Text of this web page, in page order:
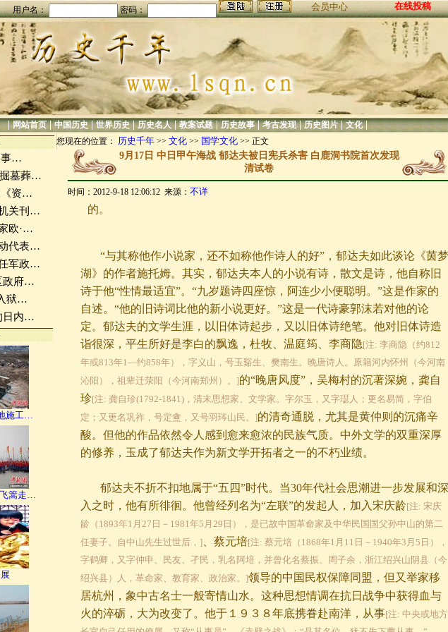
用户名： 密码： 会员中心 在线投稿
|网站首页|中国历史|世界历史|历史名人|教案试题|历史故事|考古发现|历史图片|文化|
您现在的位置： 历史千年>> 文化>> 国学文化>> 正文
事…
墓葬…
《资…
关刊…
欧·…
代表…
军政…
政府…
狱…
日内…
施工…
篙走…
9月17日 中日甲午海战 郁达夫被日宪兵杀害 白鹿洞书院首次发现
清试卷
时间：2012-9-18 12:06:12 来源： 不详
的。
“与其称他作小说家，还不如称他作诗人的好”，郁达夫如此谈论《茵梦
湖》的作者施托姆。其实，郁达夫本人的小说有诗，散文是诗，他自称旧
诗于他“性情最适宜”。“九岁题诗四座惊，阿连少小便聪明。”这是作家的
自述。“他的旧诗词比他的新小说更好。”这是一代诗豪郭沫若对他的论
定。郁达夫的文学生涯，以旧体诗起步，又以旧体诗绝笔。他对旧体诗造
诣很深，平生所好是李白的飘逸，杜牧、温庭筠、李商隐[注: 李商隐（约812
年或813年1—约858年），字义山，号玉谿生、樊南生。晚唐诗人。原籍河内怀州（今河南
沁阳），祖辈迁荥阳（今河南郑州）。]的“晚唐风度”，吴梅村的沉著深婉，龚自
珍[注: 龚自珍(1792-1841)，清末思想家、文学家。字尔玉，又字璱人；更名易简，字伯
定；又更名巩祚，号定盦，又号羽琌山民。]的清奇通脱，尤其是黄仲则的沉痛辛
酸。但他的作品依然令人感到愈来愈浓的民族气质。中外文学的双重深厚
的修养，玉成了郁达夫作为新文学开拓者之一的不朽业绩。
郁达夫不折不扣地属于“五四”时代。当30年代社会思潮进一步发展和深
入之时，他有所徘徊。他曾经列名为“左联”的发起人，加入宋庆龄[注: 宋庆
龄（1893年1月27日－1981年5月29日），是已故中国革命家及中华民国国父孙中山的第二
任妻子。自中山先生过世后，]、蔡元培[注: 蔡元培（1868年1月11日－1940年3月5日），
字鹤卿，又字仲申、民友、孑民，乳名阿培，并曾化名蔡振、周子余，浙江绍兴山阴县（今
绍兴县）人，革命家、教育家、政治家。]领导的中国民权保障同盟，但又举家移
居杭州，象中古名士一般寄情山水。这种思想情调在抗日战争中获得血与
火的淬砺，大为改变了。他于１９３８年底携眷赴南洋，从事[注: 中央或地方